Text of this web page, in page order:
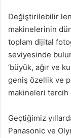
Değiştirilebilir
makinelerinin
toplam dijital
seviyesinde
‘büyük, ağır ve
geniş özellik ve
makineleri tercih
Geçtiğimiz
Panasonic ve